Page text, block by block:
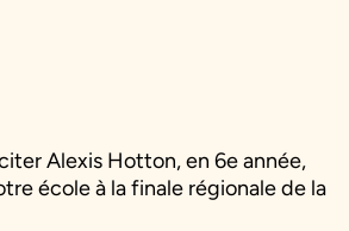
Alexis Hotton, en 6e année,
école à la finale régionale de la